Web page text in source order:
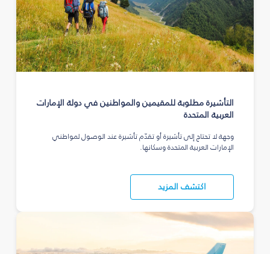
التأشيرة مطلوبة للمقيمين والمواطنين في دولة الإمارات
العربية المتحدة
وجهة لا تحتاج إلى تأشيرة أو تقدّم تأشيرة عند الوصول لمواطني
الإمارات العربية المتحدة وسكانها.
اكتشف المزيد